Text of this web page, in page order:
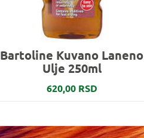
Bartoline Kuvano Laneno
Ulje 250ml
620,00 RSD